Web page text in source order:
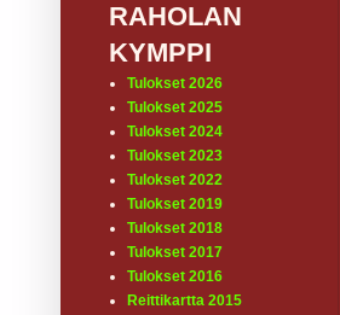
RAHOLAN
KYMPPI
Tulokset 2026
Tulokset 2025
Tulokset 2024
Tulokset 2023
Tulokset 2022
Tulokset 2019
Tulokset 2018
Tulokset 2017
Tulokset 2016
Reittikartta 2015